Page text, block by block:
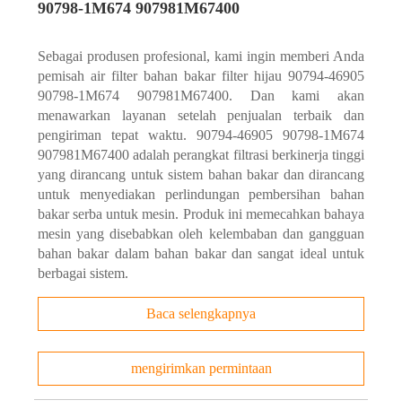
90798-1M674 907981M67400
Sebagai produsen profesional, kami ingin memberi Anda
pemisah air filter bahan bakar filter hijau 90794-46905
90798-1M674 907981M67400. Dan kami akan
menawarkan layanan setelah penjualan terbaik dan
pengiriman tepat waktu. 90794-46905 90798-1M674
907981M67400 adalah perangkat filtrasi berkinerja tinggi
yang dirancang untuk sistem bahan bakar dan dirancang
untuk menyediakan perlindungan pembersihan bahan
bakar serba untuk mesin. Produk ini memecahkan bahaya
mesin yang disebabkan oleh kelembaban dan gangguan
bahan bakar dalam bahan bakar dan sangat ideal untuk
berbagai sistem.
Baca selengkapnya
mengirimkan permintaan